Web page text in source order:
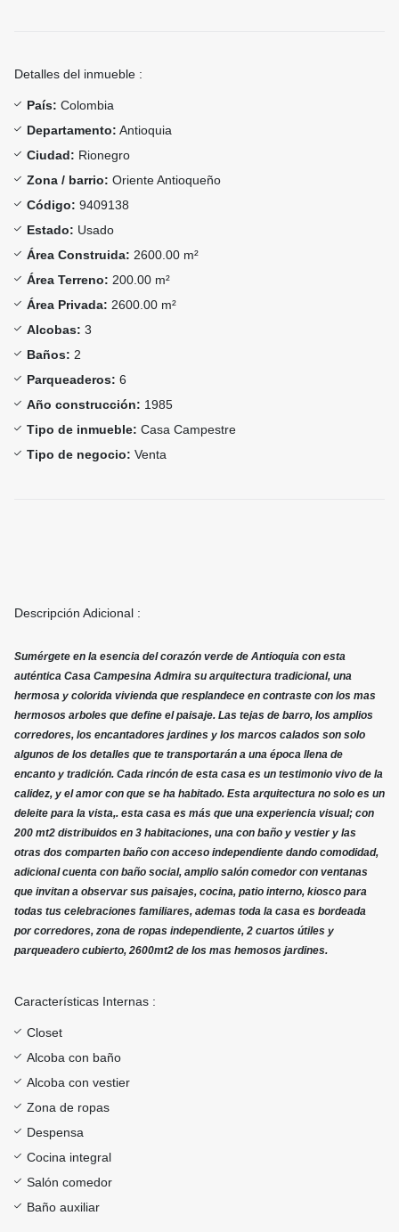
Detalles del inmueble :
País: Colombia
Departamento: Antioquia
Ciudad: Rionegro
Zona / barrio: Oriente Antioqueño
Código: 9409138
Estado: Usado
Área Construida: 2600.00 m²
Área Terreno: 200.00 m²
Área Privada: 2600.00 m²
Alcobas: 3
Baños: 2
Parqueaderos: 6
Año construcción: 1985
Tipo de inmueble: Casa Campestre
Tipo de negocio: Venta
Descripción Adicional :
Sumérgete en la esencia del corazón verde de Antioquia con esta
auténtica Casa Campesina Admira su arquitectura tradicional, una
hermosa y colorida vivienda que resplandece en contraste con los mas
hermosos arboles que define el paisaje. Las tejas de barro, los amplios
corredores, los encantadores jardines y los marcos calados son solo
algunos de los detalles que te transportarán a una época llena de
encanto y tradición. Cada rincón de esta casa es un testimonio vivo de la
calidez, y el amor con que se ha habitado. Esta arquitectura no solo es un
deleite para la vista,. esta casa es más que una experiencia visual; con
200 mt2 distribuidos en 3 habitaciones, una con baño y vestier y las
otras dos comparten baño con acceso independiente dando comodidad,
adicional cuenta con baño social, amplio salón comedor con ventanas
que invitan a observar sus paisajes, cocina, patio interno, kiosco para
todas tus celebraciones familiares, ademas toda la casa es bordeada
por corredores, zona de ropas independiente, 2 cuartos útiles y
parqueadero cubierto, 2600mt2 de los mas hemosos jardines.
Características Internas :
Closet
Alcoba con baño
Alcoba con vestier
Zona de ropas
Despensa
Cocina integral
Salón comedor
Baño auxiliar